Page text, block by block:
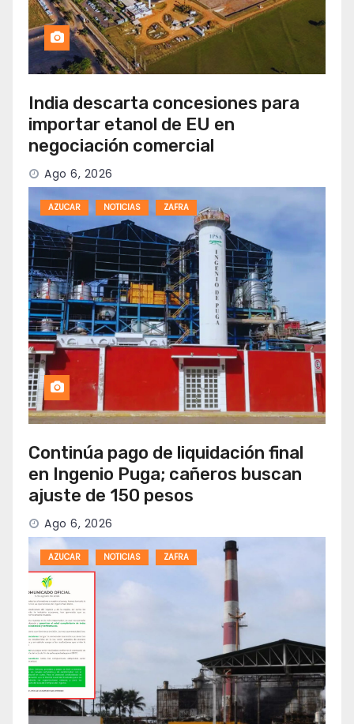
India descarta concesiones para
importar etanol de EU en
negociación comercial
Ago 6, 2026
AZUCAR NOTICIAS ZAFRA
Continúa pago de liquidación final
en Ingenio Puga; cañeros buscan
ajuste de 150 pesos
Ago 6, 2026
AZUCAR NOTICIAS ZAFRA